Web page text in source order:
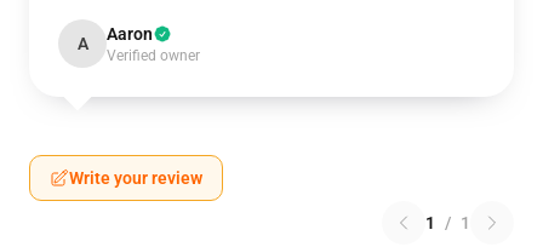
A Aaron
Verified owner
Write your review
1 / 1